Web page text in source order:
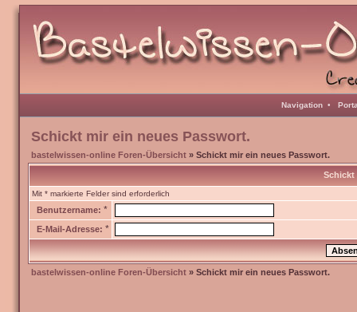
Navigation •
Schickt mir ein neues Passwort.
bastelwissen-online Foren-Übersicht » Schickt mir ein neues Passwort.
Schickt
Mit * markierte Felder sind erforderlich
Benutzername: *
E-Mail-Adresse: *
bastelwissen-online Foren-Übersicht » Schickt mir ein neues Passwort.